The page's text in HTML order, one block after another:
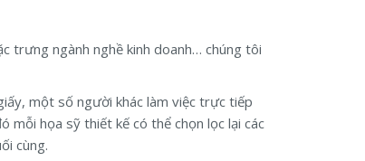
trưng ngành nghề kinh doanh… chúng tôi
một số người khác làm việc trực tiếp
mỗi họa sỹ thiết kế có thể chọn lọc lại các
cùng.